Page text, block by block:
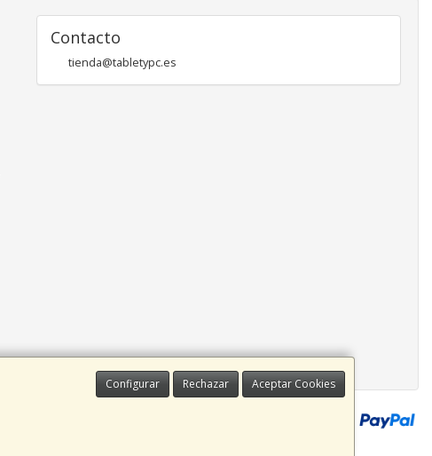
Configurar Rechazar Aceptar Cookies
Contacto
tienda@tabletypc.es